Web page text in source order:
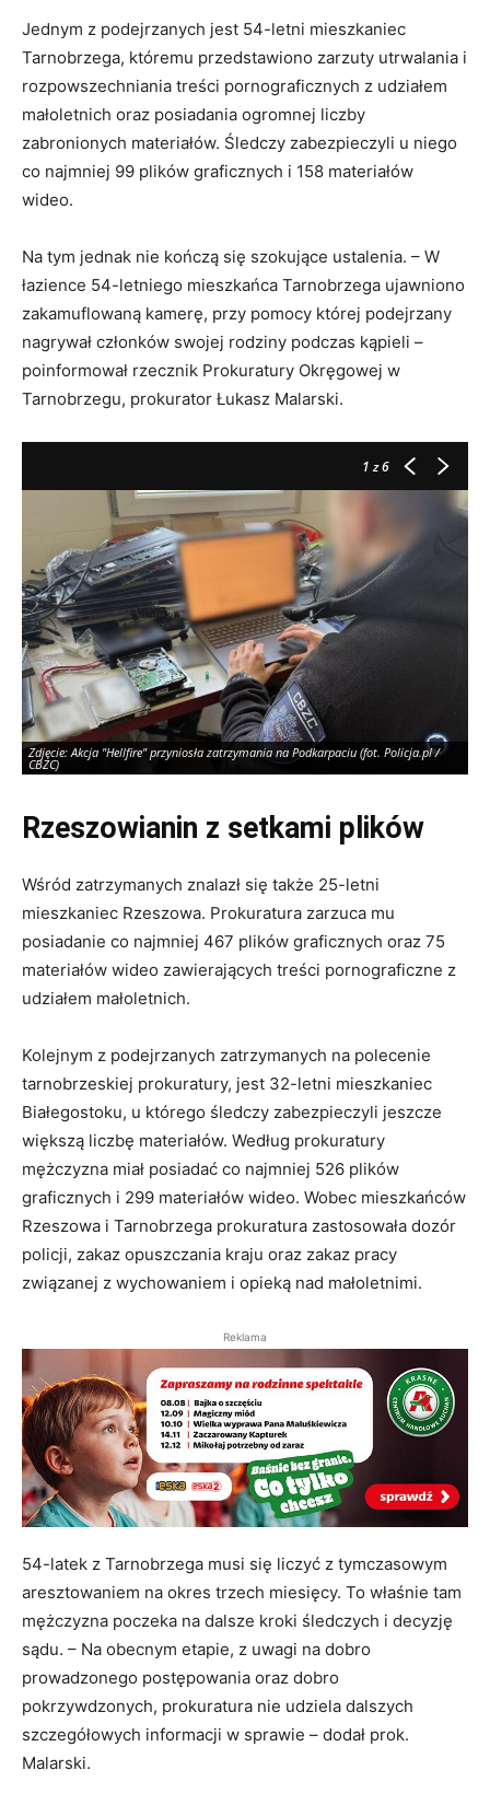
Jednym z podejrzanych jest 54-letni mieszkaniec
Tarnobrzega, któremu przedstawiono zarzuty utrwalania i
rozpowszechniania treści pornograficznych z udziałem
małoletnich oraz posiadania ogromnej liczby
zabronionych materiałów. Śledczy zabezpieczyli u niego
co najmniej 99 plików graficznych i 158 materiałów
wideo.
Na tym jednak nie kończą się szokujące ustalenia. – W
łazience 54-letniego mieszkańca Tarnobrzega ujawniono
zakamuflowaną kamerę, przy pomocy której podejrzany
nagrywał członków swojej rodziny podczas kąpieli –
poinformował rzecznik Prokuratury Okręgowej w
Tarnobrzegu, prokurator Łukasz Malarski.
1z 6
Zdjęcie: Akcja "Hellfire" przyniosła zatrzymania na Podkarpaciu (fot. Policja.pl /
CBZC)
Rzeszowianin z setkami plików
Wśród zatrzymanych znalazł się także 25-letni
mieszkaniec Rzeszowa. Prokuratura zarzuca mu
posiadanie co najmniej 467 plików graficznych oraz 75
materiałów wideo zawierających treści pornograficzne z
udziałem małoletnich.
Kolejnym z podejrzanych zatrzymanych na polecenie
tarnobrzeskiej prokuratury, jest 32-letni mieszkaniec
Białegostoku, u którego śledczy zabezpieczyli jeszcze
większą liczbę materiałów. Według prokuratury
mężczyzna miał posiadać co najmniej 526 plików
graficznych i 299 materiałów wideo. Wobec mieszkańców
Rzeszowa i Tarnobrzega prokuratura zastosowała dozór
policji, zakaz opuszczania kraju oraz zakaz pracy
związanej z wychowaniem i opieką nad małoletnimi.
Reklama
54-latek z Tarnobrzega musi się liczyć z tymczasowym
aresztowaniem na okres trzech miesięcy. To właśnie tam
mężczyzna poczeka na dalsze kroki śledczych i decyzję
sądu. – Na obecnym etapie, z uwagi na dobro
prowadzonego postępowania oraz dobro
pokrzywdzonych, prokuratura nie udziela dalszych
szczegółowych informacji w sprawie – dodał prok.
Malarski.